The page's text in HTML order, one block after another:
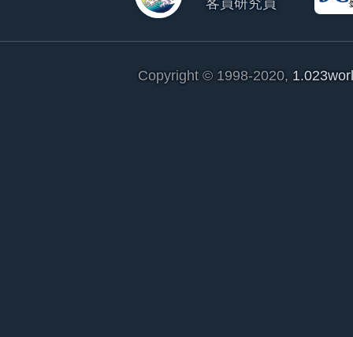
客員研究員
Copyright © 1998-2020,